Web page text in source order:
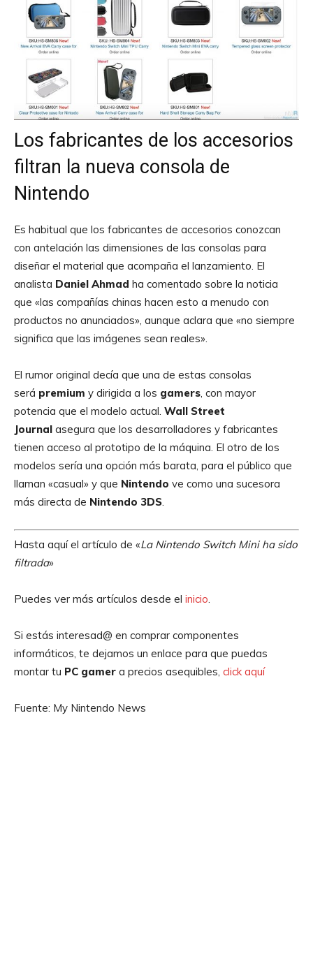
Los fabricantes de los accesorios
filtran la nueva consola de
Nintendo
Es habitual que los fabricantes de accesorios conozcan
con antelación las dimensiones de las consolas para
diseñar el material que acompaña el lanzamiento. El
analista Daniel Ahmad ha comentado sobre la noticia
que «las compañías chinas hacen esto a menudo con
productos no anunciados», aunque aclara que «no siempre
significa que las imágenes sean reales».
El rumor original decía que una de estas consolas
será premium y dirigida a los gamers , con mayor
potencia que el modelo actual. Wall Street
Journal asegura que los desarrolladores y fabricantes
tienen acceso al prototipo de la máquina. El otro de los
modelos sería una opción más barata, para el público que
llaman «casual» y que Nintendo ve como una sucesora
más directa de Nintendo 3DS
Hasta aquí el artículo de «La Nintendo Switch Mini ha sido
filtrada»
Puedes ver más artículos desde el inicio.
Si estás interesad@ en comprar componentes
informáticos, te dejamos un enlace para que puedas
montar tu PC gamer a precios asequibles, click aquí
Fuente: My Nintendo News